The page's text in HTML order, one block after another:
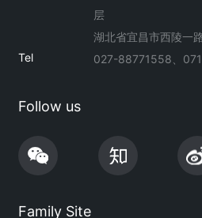
层
湖北省宜昌市西陵一
Tel
027-88771558、
Follow us
Family Site